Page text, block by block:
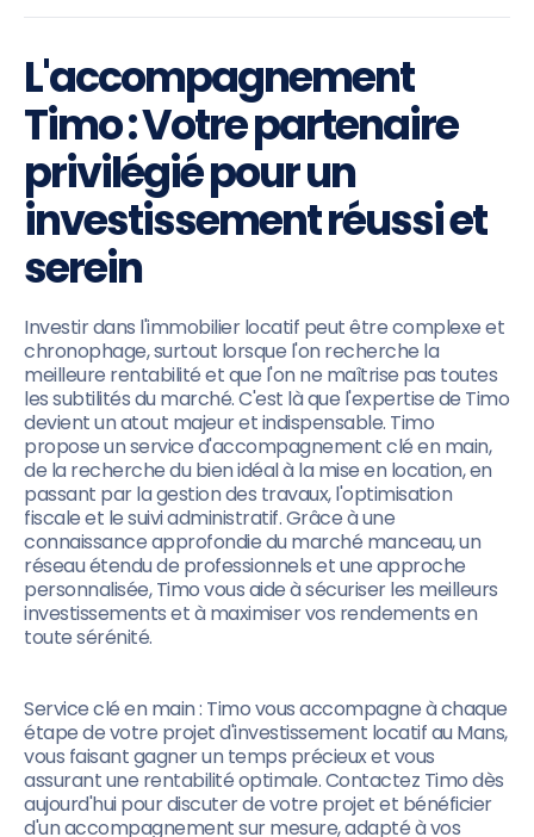
L'accompagnement
Timo : Votre partenaire
privilégié pour un
investissement réussi et
serein
Investir dans l'immobilier locatif peut être complexe et
chronophage, surtout lorsque l'on recherche la
meilleure rentabilité et que l'on ne maîtrise pas toutes
les subtilités du marché. C'est là que l'expertise de Timo
devient un atout majeur et indispensable. Timo
propose un service d'accompagnement clé en main,
de la recherche du bien idéal à la mise en location, en
passant par la gestion des travaux, l'optimisation
fiscale et le suivi administratif. Grâce à une
connaissance approfondie du marché manceau, un
réseau étendu de professionnels et une approche
personnalisée, Timo vous aide à sécuriser les meilleurs
investissements et à maximiser vos rendements en
toute sérénité.
Service clé en main : Timo vous accompagne à chaque
étape de votre projet d'investissement locatif au Mans,
vous faisant gagner un temps précieux et vous
assurant une rentabilité optimale. Contactez Timo dès
aujourd'hui pour discuter de votre projet et bénéficier
d'un accompagnement sur mesure, adapté à vos